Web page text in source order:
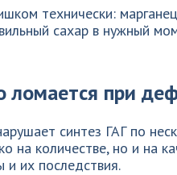
технически:
сахар в нужный
ломается при
синтез ГАГ по
на количестве, но и на
и их последствия.